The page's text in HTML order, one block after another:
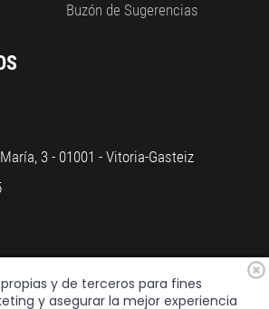
Buzón de Sugerencias
3 - 01001 - Vitoria-Gasteiz
- 01001 - Vitoria-Gasteiz
y de terceros para fines
y asegurar la mejor experiencia